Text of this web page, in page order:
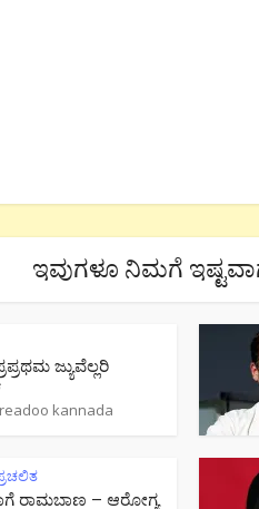
ಇವುಗಳೂ ನಿಮಗೆ
ಜ್ಯುವೆಲ್ಲರಿ
kannada
ರಾಮಬಾಣ – ಆರೋಗ್ಯ